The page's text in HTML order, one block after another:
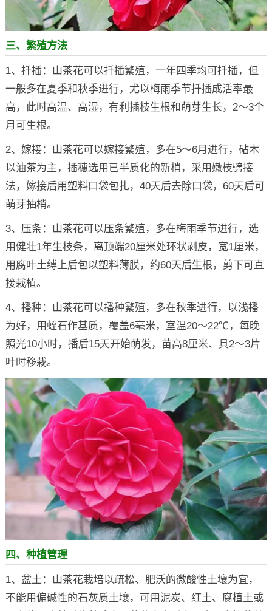
三、繁殖方法
1、扦插：山茶花可以扦插繁殖，一年四季均可扦插，但
一般多在夏季和秋季进行，尤以梅雨季节扦插成活率最
高，此时高温、高湿，有利插枝生根和萌芽生长，2～3个
月可生根。
2、嫁接：山茶花可以嫁接繁殖，多在5～6月进行，砧木
以油茶为主，插穗选用已半质化的新梢，采用嫩枝劈接
法，嫁接后用塑料口袋包扎，40天后去除口袋，60天后可
萌芽抽梢。
3、压条：山茶花可以压条繁殖，多在梅雨季节进行，选
用健壮1年生枝条，离顶端20厘米处环状剥皮，宽1厘米，
用腐叶土缚上后包以塑料薄膜，约60天后生根，剪下可直
接栽植。
4、播种：山茶花可以播种繁殖，多在秋季进行，以浅播
为好，用蛭石作基质，覆盖6毫米，室温20～22℃，每晚
照光10小时，播后15天开始萌发，苗高8厘米、具2～3片
叶时移栽。
四、种植管理
1、盆土：山茶花栽培以疏松、肥沃的微酸性土壤为宜，
不能用偏碱性的石灰质土壤，可用泥炭、红土、腐植土或